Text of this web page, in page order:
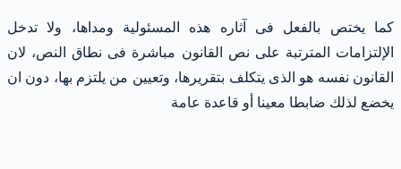
كما يختص بالفعل فى آثاره هذه المسئولية ومداها، ولا تدخل
الإلتزامات المترتبة على نص القانون مباشرة فى نطاق النص، لان
القانون نفسه هو الذى يتكلف بتقريرها، وتعيين من يلتزم بها، دون ان
يخضع لذلك ضابطا معينا أو قاعدة عامة